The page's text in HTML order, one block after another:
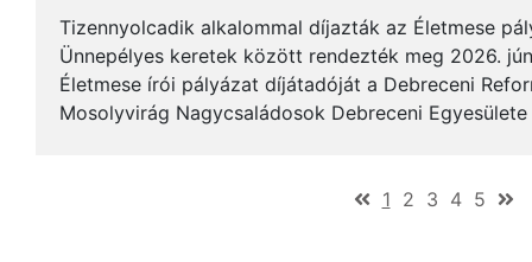
Tizennyolcadik alkalommal díjazták az Életmese
Ünnepélyes keretek között rendezték meg 2026.
Életmese írói pályázat díjátadóját a Debreceni
Mosolyvirág Nagycsaládosok Debreceni
1(current)
2 3 4 5